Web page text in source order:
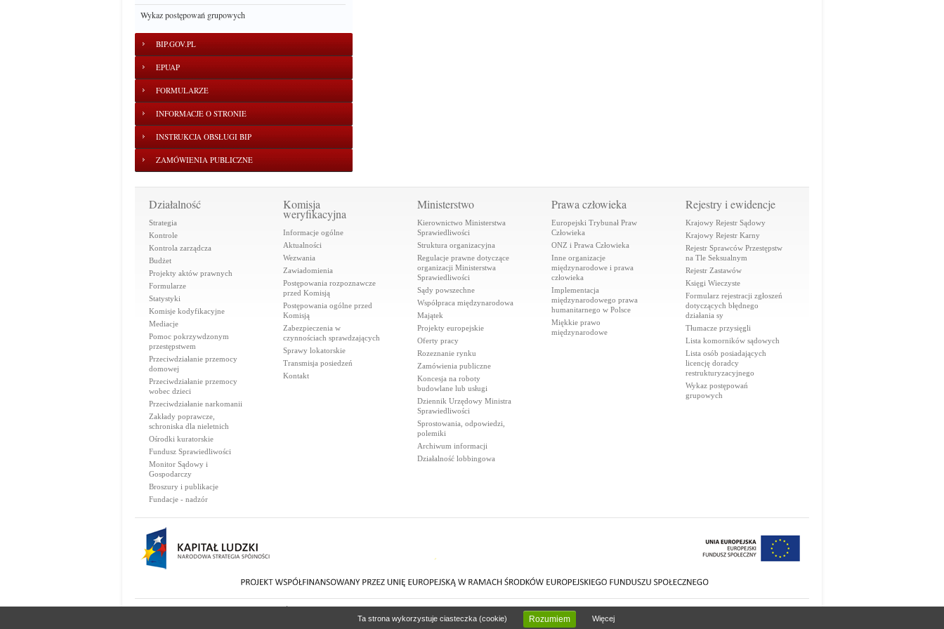
Wykaz postępowań grupowych
BIP.GOV.PL
EPUAP
FORMULARZE
INFORMACJE O STRONIE
INSTRUKCJA OBSŁUGI BIP
ZAMÓWIENIA PUBLICZNE
Działalność
Strategia
Kontrole
Kontrola zarządcza
Budżet
Projekty aktów prawnych
Formularze
Statystyki
Komisje kodyfikacyjne
Mediacje
Pomoc pokrzywdzonym
przestępstwem
Przeciwdziałanie przemocy
domowej
Przeciwdziałanie przemocy
wobec dzieci
Przeciwdziałanie narkomanii
Zakłady poprawcze,
schroniska dla nieletnich
Ośrodki kuratorskie
Fundusz Sprawiedliwości
Monitor Sądowy i
Gospodarczy
Broszury i publikacje
Fundacje - nadzór
Komisja
weryfikacyjna
Informacje ogólne
Aktualności
Wezwania
Zawiadomienia
Postępowania rozpoznawcze
przed Komisją
Postępowania ogólne przed
Komisją
Zabezpieczenia w
czynnościach sprawdzających
Sprawy lokatorskie
Transmisja posiedzeń
Kontakt
Ministerstwo
Kierownictwo Ministerstwa
Sprawiedliwości
Struktura organizacyjna
Regulacje prawne dotyczące
organizacji Ministerstwa
Sprawiedliwości
Sądy powszechne
Współpraca międzynarodowa
Majątek
Projekty europejskie
Oferty pracy
Rozeznanie rynku
Zamówienia publiczne
Koncesja na roboty
budowlane lub usługi
Dziennik Urzędowy Ministra
Sprawiedliwości
Sprostowania, odpowiedzi,
polemiki
Archiwum informacji
Działalność lobbingowa
Prawa człowieka
Europejski Trybunał Praw
Człowieka
ONZ i Prawa Człowieka
Inne organizacje
międzynarodowe i prawa
człowieka
Implementacja
międzynarodowego prawa
humanitarnego w Polsce
Miękkie prawo
międzynarodowe
Rejestry i ewidencje
Krajowy Rejestr Sądowy
Krajowy Rejestr Karny
Rejestr Sprawców Przestępstw
na Tle Seksualnym
Rejestr Zastawów
Księgi Wieczyste
Formularz rejestracji zgłoszeń
dotyczących błędnego
działania sy
Tłumacze przysięgli
Lista komorników sądowych
Lista osób posiadających
licencję doradcy
restrukturyzacyjnego
Wykaz postępowań
grupowych
© 2000-2026 Ministerstwo Sprawiedliwości
Ta strona wykorzystuje ciasteczka (cookie)
Rozumiem Więcej